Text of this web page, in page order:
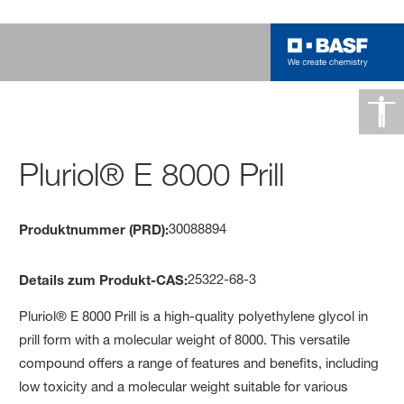
Pluriol® E 8000 Prill
Produktnummer (PRD):30088894
Details zum Produkt-CAS:25322-68-3
Pluriol® E 8000 Prill is a high-quality polyethylene glycol in
prill form with a molecular weight of 8000. This versatile
compound offers a range of features and benefits, including
low toxicity and a molecular weight suitable for various